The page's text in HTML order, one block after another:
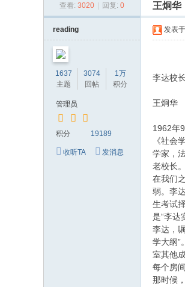
查看: 3020 回复: 0 王炯华
reading
1637
主题
3074
回帖
1万
积分
管理员
积分 19189
收听TA 发消息
发表
李达校
王炯华
1962年
《社会
学家，
老校长。
在我们
弱。李
生考试
是“李达
李达，
学大纲”
室其他
每个房
那时候